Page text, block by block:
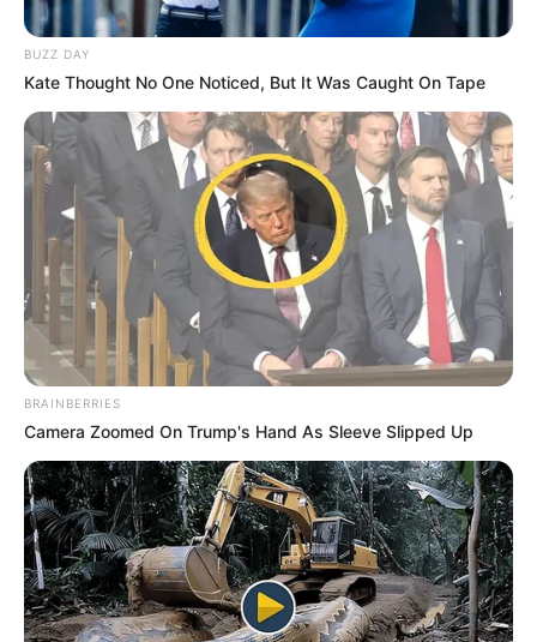
BUZZ DAY
Kate Thought No One Noticed, But It Was Caught On Tape
BRAINBERRIES
Camera Zoomed On Trump's Hand As Sleeve Slipped Up